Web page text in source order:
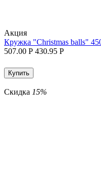
Aкция
Кружка "Christmas balls"
507.00 Р 430.95 Р
Купить
Скидка 15%